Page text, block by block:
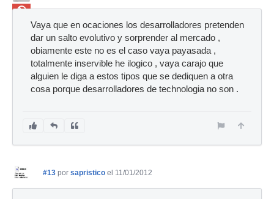
BanVaya que en ocaciones los desarrolladores pretenden
dar un salto evolutivo y sorprender al mercado ,
obiamente este no es el caso vaya payasada ,
totalmente inservible he ilogico , vaya carajo que
alguien le diga a estos tipos que se dediquen a otra
cosa porque desarrolladores de technologia no son .
#13 por sapristico el 11/01/2012